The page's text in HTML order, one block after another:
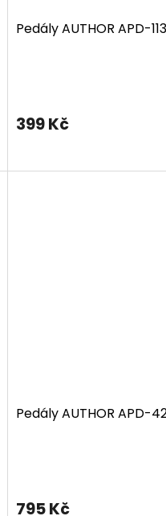
Pedály AUTHOR APD-
399 Kč
Pedály AUTHOR APD-
795 Kč